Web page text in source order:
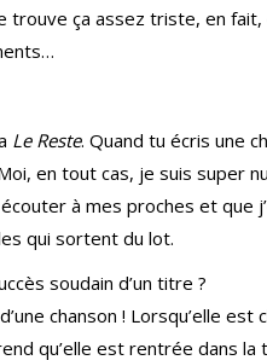
trouve ça assez triste, en
Le Reste. Quand tu écris une
en tout cas, je suis super
à mes proches et
qui sortent du lot.
soudain d’un titre ?
chanson ! Lorsqu’elle
qu’elle est rentrée dans